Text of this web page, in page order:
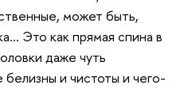
может быть,
Это как прямая спина в
даже чуть
и чистоты и чего-